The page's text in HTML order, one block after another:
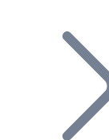
Bitcoin